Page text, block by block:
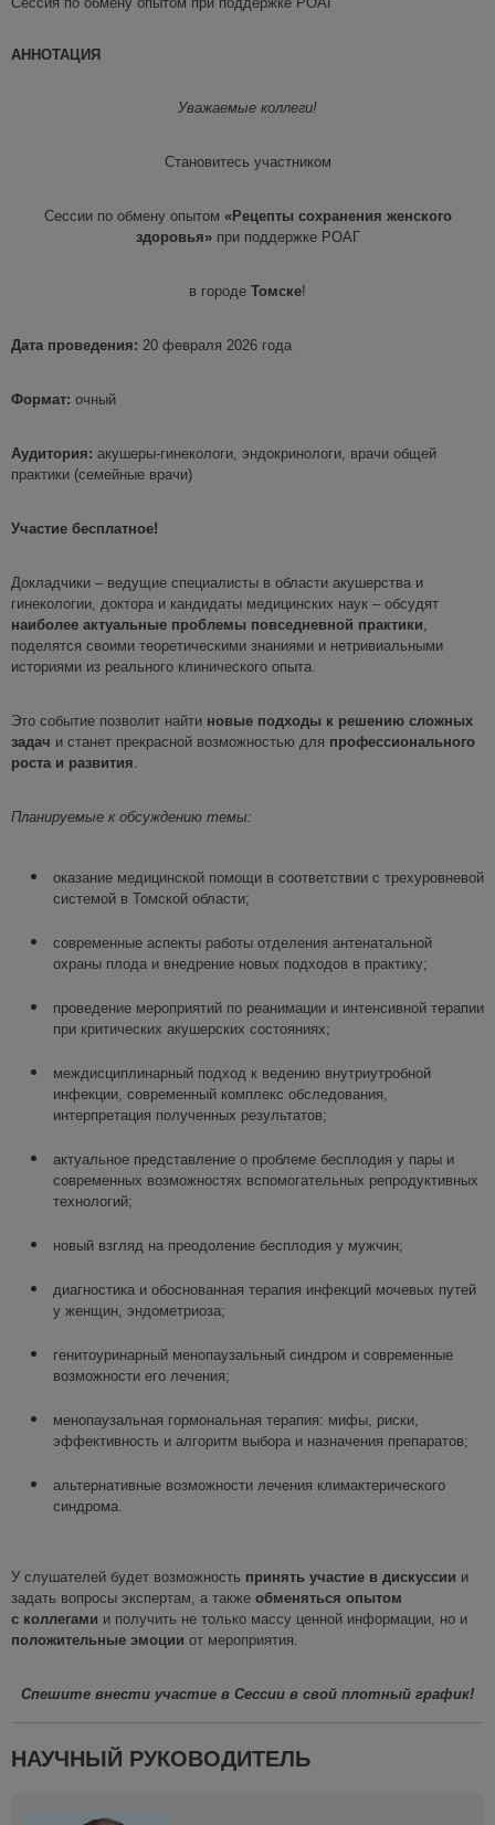
АННОТАЦИЯ
Уважаемые коллеги!
Становитесь участником
Сессии по обмену опытом «Рецепты сохранения женского
здоровья» при поддержке РОАГ
в городе Томске!
Дата проведения: 20 февраля 2026 года
Формат: очный
Аудитория: акушеры-гинекологи, эндокринологи, врачи общей
практики (семейные врачи)
Участие бесплатное!
Докладчики – ведущие специалисты в области акушерства и
гинекологии, доктора и кандидаты медицинских наук – обсудят
наиболее актуальные проблемы повседневной практики,
поделятся своими теоретическими знаниями и нетривиальными
историями из реального клинического опыта.
Это событие позволит найти новые подходы к решению сложных
задач и станет прекрасной возможностью для профессионального
роста и развития.
Планируемые к обсуждению темы:
оказание медицинской помощи в соответствии с трехуровневой
системой в Томской области;
современные аспекты работы отделения антенатальной
охраны плода и внедрение новых подходов в практику;
проведение мероприятий по реанимации и интенсивной терапии
при критических акушерских состояниях;
междисциплинарный подход к ведению внутриутробной
инфекции, современный комплекс обследования,
интерпретация полученных результатов;
актуальное представление о проблеме бесплодия у пары и
современных возможностях вспомогательных репродуктивных
технологий;
новый взгляд на преодоление бесплодия у мужчин;
диагностика и обоснованная терапия инфекций мочевых путей
у женщин, эндометриоза;
генитоуринарный менопаузальный синдром и современные
возможности его лечения;
менопаузальная гормональная терапия: мифы, риски,
эффективность и алгоритм выбора и назначения препаратов;
альтернативные возможности лечения климактерического
синдрома.
У слушателей будет возможность принять участие в дискуссии и
задать вопросы экспертам, а также обменяться опытом
с коллегами и получить не только массу ценной информации, но и
положительные эмоции от мероприятия.
Спешите внести участие в Сессии в свой плотный график!
НАУЧНЫЙ РУКОВОДИТЕЛЬ